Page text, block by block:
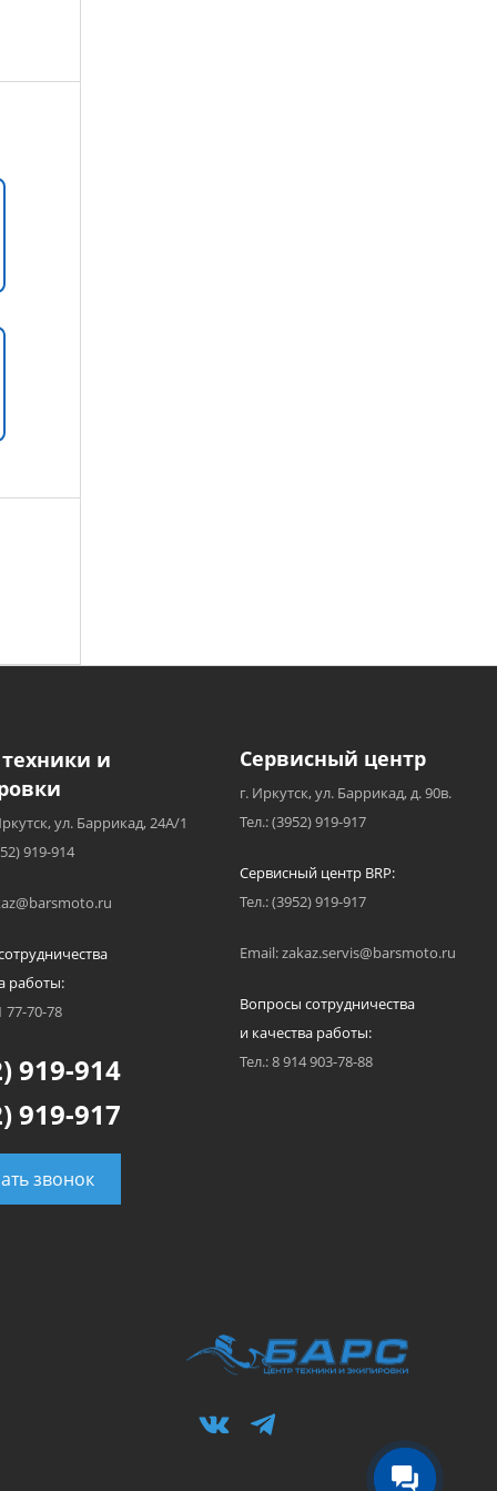
и
ул. Баррикад, 24А/1
919-914
работы:
77-70-78
919-914
919-917
звонок
Сервисный центр
г. Иркутск, ул. Баррикад, д. 90в.
Тел.: (3952) 919-917
Сервисный центр BRP:
Тел.: (3952) 919-917
Email: zakaz.servis@barsmoto.ru
Вопросы сотрудничества
и качества работы:
Тел.: 8 914 903-78-88